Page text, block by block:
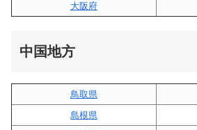
大阪府
中国地方
鳥取県
島根県